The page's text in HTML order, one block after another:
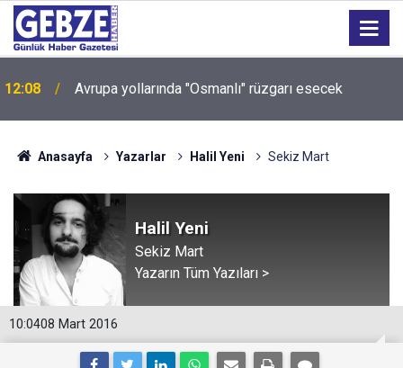
12:04
tutuklandı!
Anasayfa Yazarlar Halil Yeni Sekiz Mart
Halil Yeni
Sekiz Mart
Yazarın Tüm Yazıları >
10:0408 Mart 2016